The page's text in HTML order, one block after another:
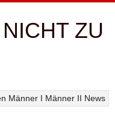
ZU
Männer I Männer II News